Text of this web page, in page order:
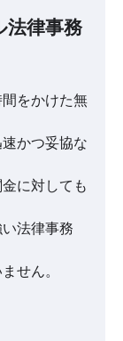
律事務
をかけた無
かつ妥協な
に対しても
法律事務
せん。